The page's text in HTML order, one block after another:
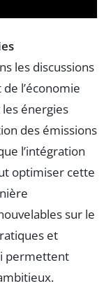
les discussions
l’économie
énergies
des émissions
l’intégration
optimiser cette
sur le
et
permettent